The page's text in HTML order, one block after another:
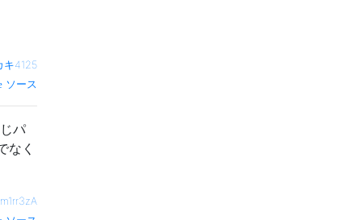
キ4125
ソース
パ
なく